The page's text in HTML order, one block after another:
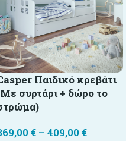
Παιδικό κρεβάτι
συρτάρι + δώρο το
€ – 409,00 €